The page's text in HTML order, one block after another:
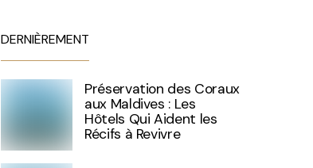
DERNIÈREMENT
Préservation des Coraux
aux Maldives : Les
Hôtels Qui Aident les
Récifs à Revivre